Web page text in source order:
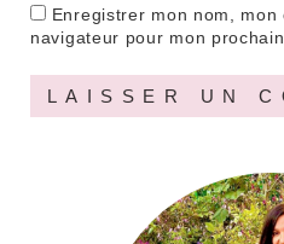
Enregistrer mon nom,
navigateur pour mon